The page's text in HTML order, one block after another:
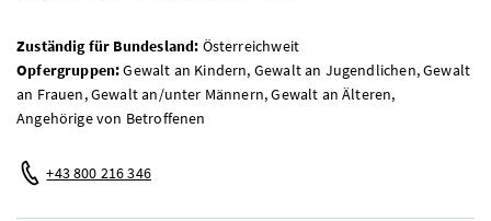
Zuständig für Bundesland: Österreichweit
Opfergruppen:Gewalt an Kindern, Gewalt an Jugendlichen, Gewalt
an Frauen, Gewalt an/unter Männern, Gewalt an Älteren,
Angehörige von Betroffenen
Telefon:
+43 800 216 346